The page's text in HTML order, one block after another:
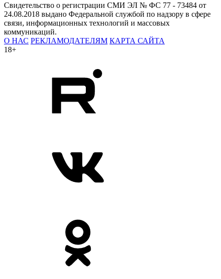
Свидетельство о регистрации СМИ ЭЛ № ФС 77 - 73484 от
24.08.2018 выдано Федеральной службой по надзору в сфере
связи, информационных технологий и массовых
коммуникаций.
О НАС РЕКЛАМОДАТЕЛЯМ КАРТА САЙТА
18+